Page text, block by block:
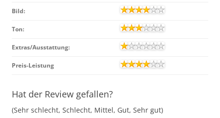
Bild:
Ton:
Extras/Ausstattung:
Preis-Leistung
Hat der Review gefallen?
(Sehr schlecht, Schlecht, Mittel, Gut, Sehr gut)